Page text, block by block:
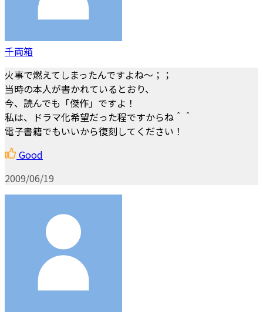
千両箱
火事で燃えてしまったんですよね～；；
当時の本人が書かれているとおり、
今、読んでも「傑作」ですよ！
私は、ドラマ化希望だった程ですからね＾＾
電子書籍でもいいから復刻してください！
Good
2009/06/19